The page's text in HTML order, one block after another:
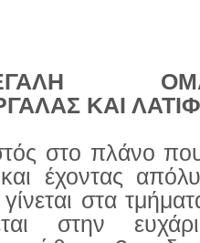
ΚΑΙ
στο πλάνο που
έχοντας
στα
στην